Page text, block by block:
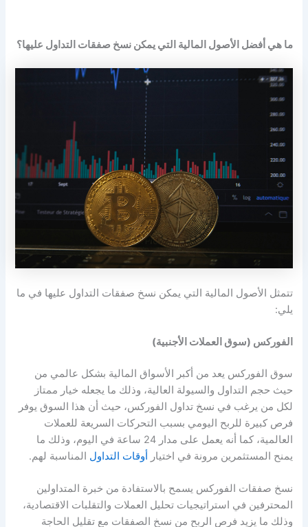
ما هي أفضل الأصول المالية التي يمكن نسخ صفقات التداول عليها؟
تتمثل الأصول المالية التي يمكن نسخ صفقات التداول عليها في ما
يلي:
الفوركس (سوق العملات الأجنبية)
سوق الفوركس يعد من أكبر الأسواق المالية بشكل عالمي من
حيث حجم التداول والسيولة العالية، وذلك ما يجعله خيار ممتاز
لكل من يرغب في نسخ تداول الفوركس، حيث أن هذا السوق يوفر
فرص كبيرة للربح اليومي بسبب التحركات السريعة للعملات
العالمية، كما أنه يعمل على مدار 24 ساعة في اليوم، وذلك ما
يمنح المستثمرين مرونة في اختيار أوقات التداول المناسبة لهم.
نسخ صفقات الفوركس يسمح بالاستفادة من خبرة المتداولين
المحترفين في استراتيجيات تحليل العملات والتقلبات الاقتصادية،
وذلك ما يزيد فرص الربح من نسخ الصفقات مع تقليل الحاجة